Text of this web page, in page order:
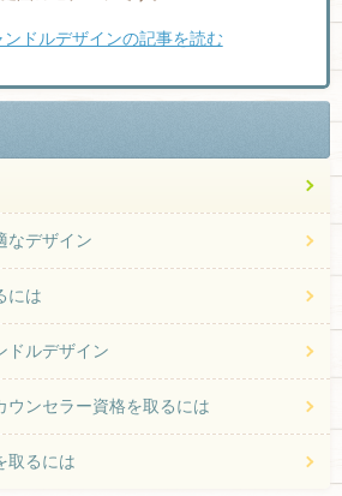
ドルデザインの記事を読む
なデザイン
には
ドルデザイン
ウンセラー資格を取るには
取るには